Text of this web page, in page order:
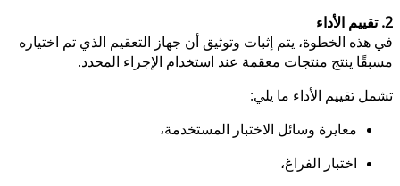
2. تقييم الأداء
في هذه الخطوة، يتم إثبات وتوثيق أن جهاز التعقيم الذي تم اختياره
مسبقًا ينتج منتجات معقمة عند استخدام الإجراء المحدد.
تشمل تقييم الأداء ما يلي:
معايرة وسائل الاختبار المستخدمة،
اختبار الفراغ،